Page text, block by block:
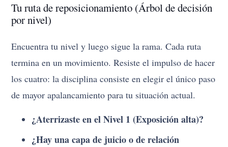
Tu ruta de reposicionamiento (Árbol de decisión
por nivel)
Encuentra tu nivel y luego sigue la rama. Cada ruta
termina en un movimiento. Resiste el impulso de hacer
los cuatro: la disciplina consiste en elegir el único paso
de mayor apalancamiento para tu situación actual.
¿Aterrizaste en el Nivel 1 (Exposición alta)?
¿Hay una capa de juicio o de relación